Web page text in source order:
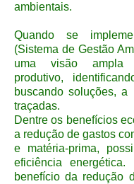
ambientais.
Quando se
(Sistema de Gestão
uma visão ampla
produtivo,
buscando soluções, a
traçadas.
Dentre os benefícios
a redução de gastos
e matéria-prima,
eficiência
benefício da redução